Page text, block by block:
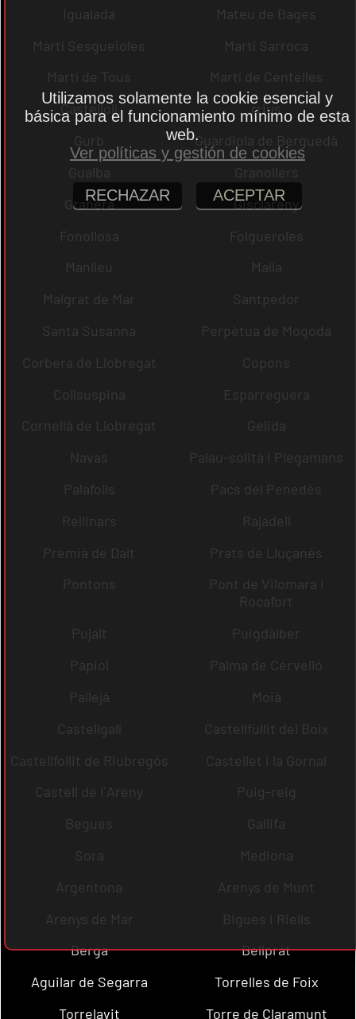
Igualada
Mateu de Bages
Martí Sesgueioles
Martí Sarroca
Martí de Tous
Martí de Centelles
Castellolí
rrius
Gurb
Guardiola de Berguedà
Gualba
Granollers
Granera
Gisclareny
Fonollosa
Folgueroles
Manlleu
Malla
Malgrat de Mar
Santpedor
Santa Susanna
Perpètua de Mogoda
Corbera de Llobregat
Copons
Collsuspina
Esparreguera
Cornellà de Llobregat
Gelida
Navas
Palau-solità i Plegamans
Palafolls
Pacs del Penedès
Rellinars
Rajadell
Premià de Dalt
Prats de Lluçanès
Pontons
Pont de Vilomara i
Rocafort
Pujalt
Puigdàlber
Papiol
Palma de Cervelló
Pallejà
Moià
Castellgalí
Castellfullit del Boix
Castellfollit de Riubregós
Castellet i la Gornal
Castell de l´Areny
Puig-reig
Begues
Gallifa
Sora
Mediona
Argentona
Arenys de Munt
Arenys de Mar
Bigues i Riells
Berga
Bellprat
Aguilar de Segarra
Torrelles de Foix
Torrelavit
Torre de Claramunt
Utilizamos solamente la cookie esencial y
básica para el funcionamiento mínimo de esta
web.
Ver políticas y gestión de cookies
RECHAZAR ACEPTAR